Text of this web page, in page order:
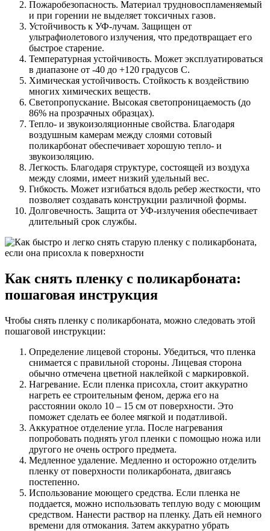
Пожаробезопасность. Материал трудновоспламеняемый
и при горении не выделяет токсичных газов.
Устойчивость к УФ-лучам. Защищен от
ультрафиолетового излучения, что предотвращает его
быстрое старение.
Температурная устойчивость. Может эксплуатироваться
в диапазоне от -40 до +120 градусов С.
Химическая устойчивость. Стойкость к воздействию
многих химических веществ.
Светопропускание. Высокая светопроницаемость (до
86% на прозрачных образцах).
Тепло- и звукоизоляционные свойства. Благодаря
воздушным камерам между слоями сотовый
поликарбонат обеспечивает хорошую тепло- и
звукоизоляцию.
Легкость. Благодаря структуре, состоящей из воздуха
между слоями, имеет низкий удельный вес.
Гибкость. Может изгибаться вдоль ребер жесткости, что
позволяет создавать конструкции различной формы.
Долговечность. Защита от УФ-излучения обеспечивает
длительный срок службы.
Как снять пленку с поликарбоната:
пошаговая инструкция
Чтобы снять пленку с поликарбоната, можно следовать этой
пошаговой инструкции:
Определение лицевой стороны. Убедиться, что пленка
снимается с правильной стороны. Лицевая сторона
обычно отмечена цветной наклейкой с маркировкой.
Нагревание. Если пленка присохла, стоит аккуратно
нагреть ее строительным феном, держа его на
расстоянии около 10 – 15 см от поверхности. Это
поможет сделать ее более мягкой и податливой.
Аккуратное отделение угла. После нагревания
попробовать поднять угол пленки с помощью ножа или
другого не очень острого предмета.
Медленное удаление. Медленно и осторожно отделить
пленку от поверхности поликарбоната, двигаясь
постепенно.
Использование моющего средства. Если пленка не
поддается, можно использовать теплую воду с моющим
средством. Нанести раствор на пленку. Дать ей немного
времени для отмокания. Затем аккуратно убрать